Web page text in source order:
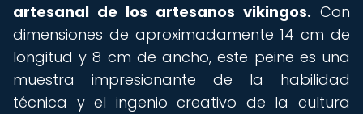
artesanal de los artesanos vikingos. Con
dimensiones de aproximadamente 14 cm de
longitud y 8 cm de ancho, este peine es una
muestra impresionante de la habilidad
técnica y el ingenio creativo de la cultura